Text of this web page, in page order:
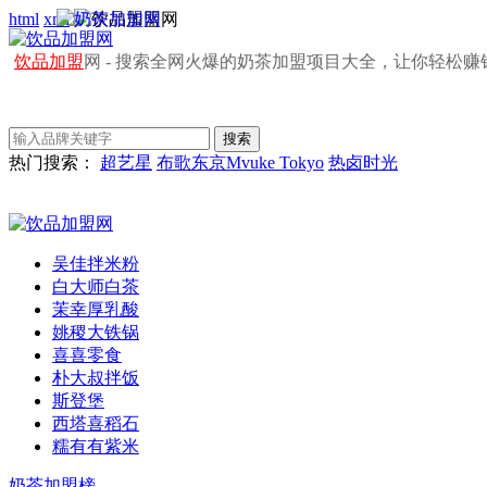
html xml
饮品加盟网 - 搜索全网火爆的奶茶加盟项目大全，让你轻松赚
热门搜索： 超艺星 布歌东京Mvuke Tokyo 热卤时光
吴佳拌米粉
白大师白茶
茉幸厚乳酸
姚稷大铁锅
喜喜零食
朴大叔拌饭
斯登堡
西塔喜稻石
糯有有紫米